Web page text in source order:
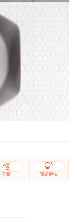
query_stats
分析
tips_and_updates
課題解決